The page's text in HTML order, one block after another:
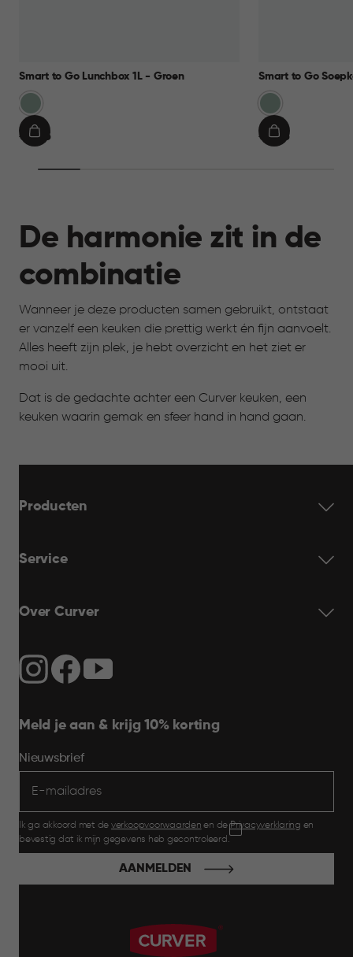
Smart to Go Lunchbox 1L - Groen
Groen
€€ 9,95
IN
Smart to Go
Groen
€€ 7,95
IN
De harmonie zit in de
combinatie
Wanneer je deze producten samen gebruikt, ontstaat
er vanzelf een keuken die prettig werkt én fijn aanvoelt.
Alles heeft zijn plek, je hebt overzicht en het ziet er
mooi uit.
Dat is de gedachte achter een Curver keuken, een
keuken waarin gemak en sfeer hand in hand gaan.
Producten
Service
Over Curver
Meld je aan & krijg 10% korting
Nieuwsbrief
Ik ga akkoord met de verkoopvoorwaarden en dePrivacyverklaring en
bevestig dat ik mijn gegevens heb gecontroleerd.
AANMELDEN